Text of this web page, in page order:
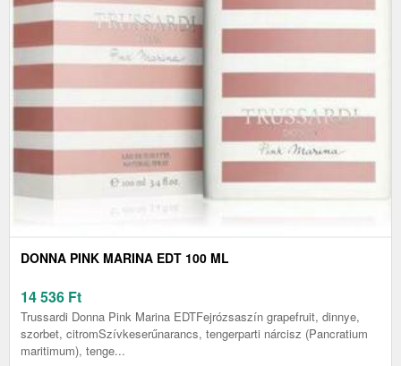
DONNA PINK MARINA EDT 100 ML
14 536 Ft
Trussardi Donna Pink Marina EDTFejrózsaszín grapefruit, dinnye,
szorbet, citromSzívkeserűnarancs, tengerparti nárcisz (Pancratium
maritimum), tenge...